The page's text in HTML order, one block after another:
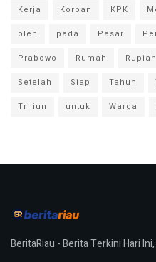
Kerja
Korban KPK
oleh
pada Pasar
Prabowo
Rumah Rupiah
Setelah
Siap Tahun
Triliun
untuk Warga
BeritaRiau - Berita Terkini Hari